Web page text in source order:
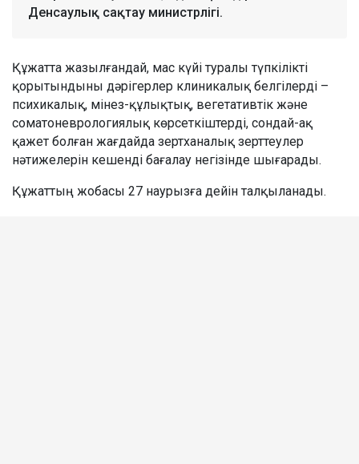
Денсаулық сақтау министрлігі.
Құжатта жазылғандай, мас күйі туралы түпкілікті
қорытындыны дәрігерлер клиникалық белгілерді –
психикалық, мінез-құлықтық, вегетативтік және
соматоневрологиялық көрсеткіштерді, сондай-ақ
қажет болған жағдайда зертханалық зерттеулер
нәтижелерін кешенді бағалау негізінде шығарады.
Құжаттың жобасы 27 наурызға дейін талқыланады.